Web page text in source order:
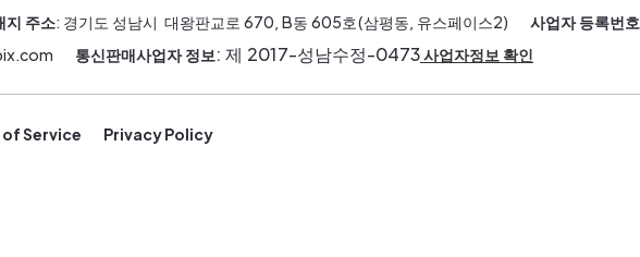
지 주소: 경기도 성남시 대왕판교로 670, B동 605호(삼평동, 유스페이스2) 사업자 등록번호
통신판매사업자 정보 : 제 2017-성남수정-0473 사업자정보 확인
of Service Privacy Policy